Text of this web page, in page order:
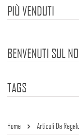
PIÙ VENDUTI
BENVENUTI SUL
TAGS
Home Articoli Da